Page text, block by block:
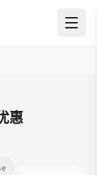
惠